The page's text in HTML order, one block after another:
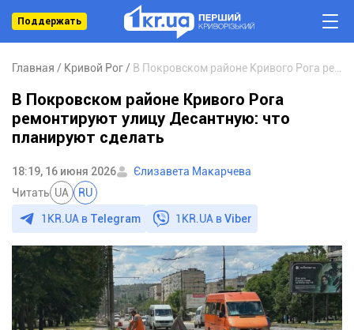
Поддержать
Главная Кривой Рог
В Покровском районе Кривого Рога
ремонтируют улицу Десантную: что
планируют сделать
18:19, 16 июня 2026
Єлизавета Макарчева
Читать UA RU
1KR.UA в Telegram 1KR.UA вViber